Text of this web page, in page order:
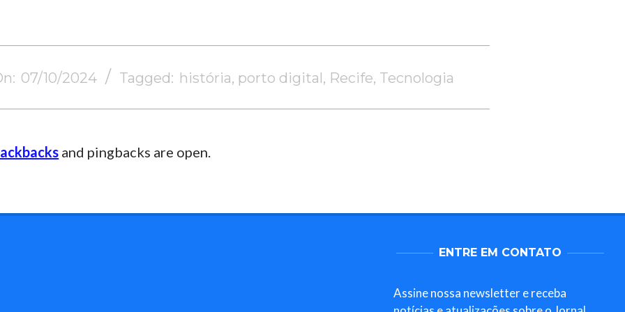
07/10/2024 Tagged: história, porto digital, Recife, Tecnologia
and pingbacks are open.
ENTRE EM CONTATO
Assine nossa newsletter e receba